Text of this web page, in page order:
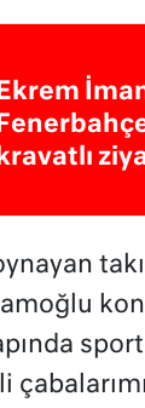
Ekrem
kravatlı